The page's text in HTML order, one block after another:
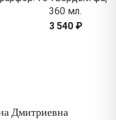
360 мл.
3 540 ₽
Дмитриевна